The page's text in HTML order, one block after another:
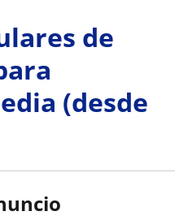
de
(desde